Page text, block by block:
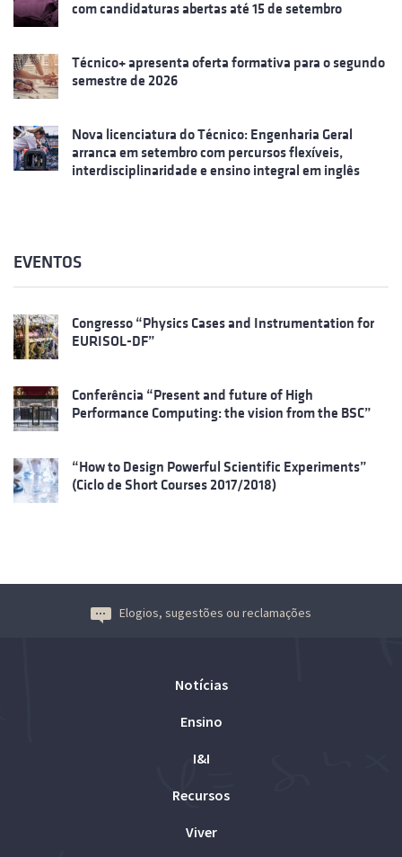
com candidaturas abertas até 15 de setembro
Técnico+ apresenta oferta formativa para o segundo
semestre de 2026
Nova licenciatura do Técnico: Engenharia Geral
arranca em setembro com percursos flexíveis,
interdisciplinaridade e ensino integral em inglês
EVENTOS
Congresso “Physics Cases and Instrumentation for
EURISOL-DF”
Conferência “Present and future of High
Performance Computing: the vision from the BSC”
“How to Design Powerful Scientific Experiments”
(Ciclo de Short Courses 2017/2018)
Elogios, sugestões ou reclamações
Notícias
Ensino
I&I
Recursos
Viver